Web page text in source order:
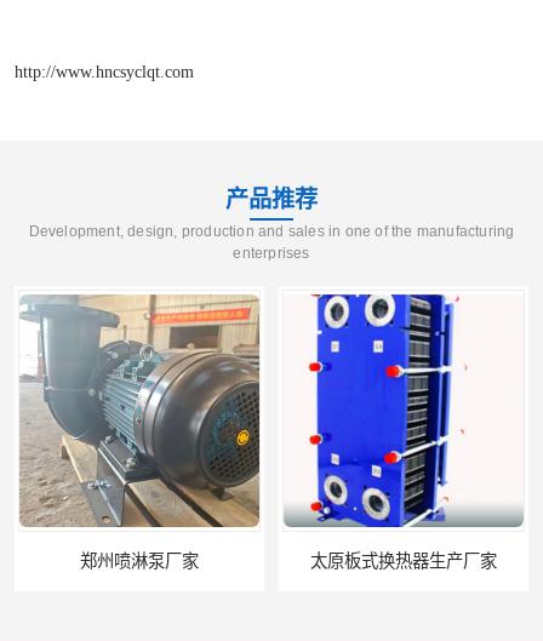
http://www.hncsyclqt.com
产品推荐
Development, design, production and sales in one of the manufacturing
enterprises
太原板式换热器生产厂家